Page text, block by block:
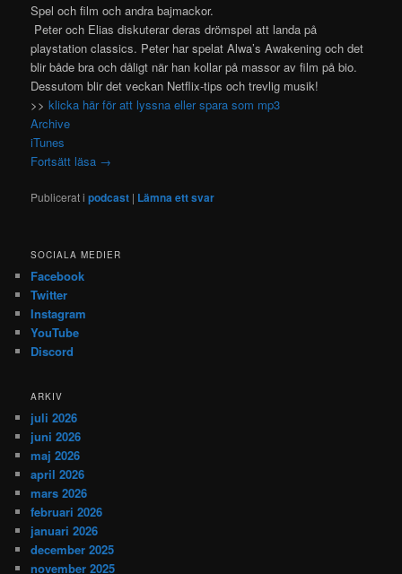
Spel och film och andra bajmackor.
Peter och Elias diskuterar deras drömspel att landa på
playstation classics. Peter har spelat Alwa’s Awakening och det
blir både bra och dåligt när han kollar på massor av film på bio.
Dessutom blir det veckan Netflix-tips och trevlig musik!
>>klicka här för att lyssna eller spara som mp3
Archive
iTunes
Fortsätt läsa →
Publicerat i podcast | Lämna ett svar
SOCIALA MEDIER
Facebook
Twitter
Instagram
YouTube
Discord
ARKIV
juli 2026
juni 2026
maj 2026
april 2026
mars 2026
februari 2026
januari 2026
december 2025
november 2025